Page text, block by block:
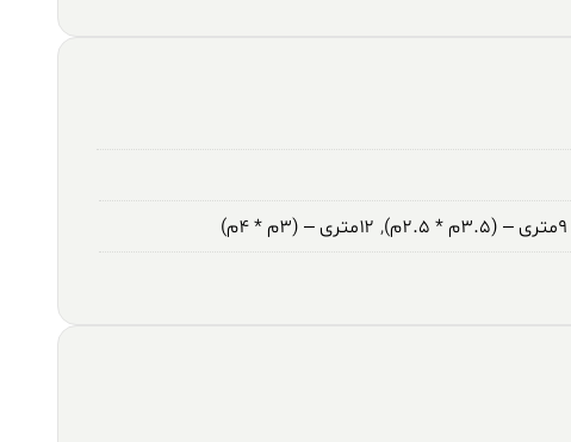
۹متری – (۳.۵م * ۲.۵م) , ۱۲متری – (۳م * ۴م)